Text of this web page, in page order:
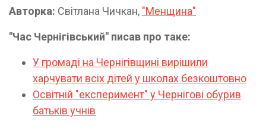
Авторка: Світлана Чичкан, "Менщина"
"Час Чернігівський" писав про таке:
У громаді на Чернігівщині вирішили
харчувати всіх дітей у школах безкоштовно
Освітній "експеримент" у Чернігові обурив
батьків учнів